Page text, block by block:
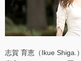
志賀 育恵（Ikue Shiga.）